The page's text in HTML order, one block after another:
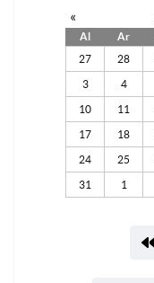
«
Al Ar
27
28
3 4
10 11
17 18
24 25
31 1